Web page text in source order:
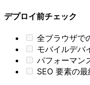
デプロイ前チェック
全ブラウザで
モバイルデバ
パフォーマン
SEO 要素の